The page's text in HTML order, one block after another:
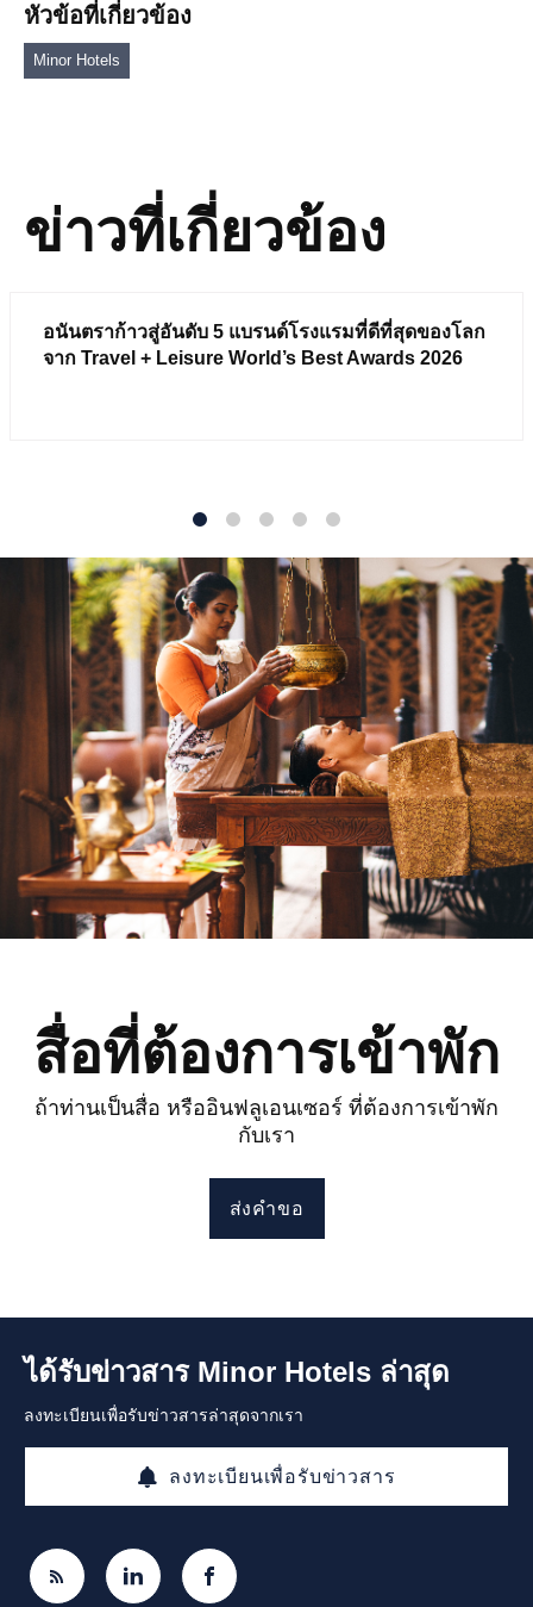
หัวข้อที่เกี่ยวข้อง
Minor Hotels
ข่าวที่เกี่ยวข้อง
อนันตราก้าวสู่อันดับ 5 แบรนด์โรงแรมที่ดีที่สุดของโลก
จาก Travel + Leisure World’s Best Awards 2026
สื่อที่ต้องการเข้าพัก
ถ้าท่านเป็นสื่อ หรืออินฟลูเอนเซอร์ ที่ต้องการเข้าพัก
กับเรา
ส่งคำขอ
ได้รับข่าวสาร Minor Hotels ล่าสุด
ลงทะเบียนเพื่อรับข่าวสารล่าสุดจากเรา
ลงทะเบียนเพื่อรับข่าวสาร